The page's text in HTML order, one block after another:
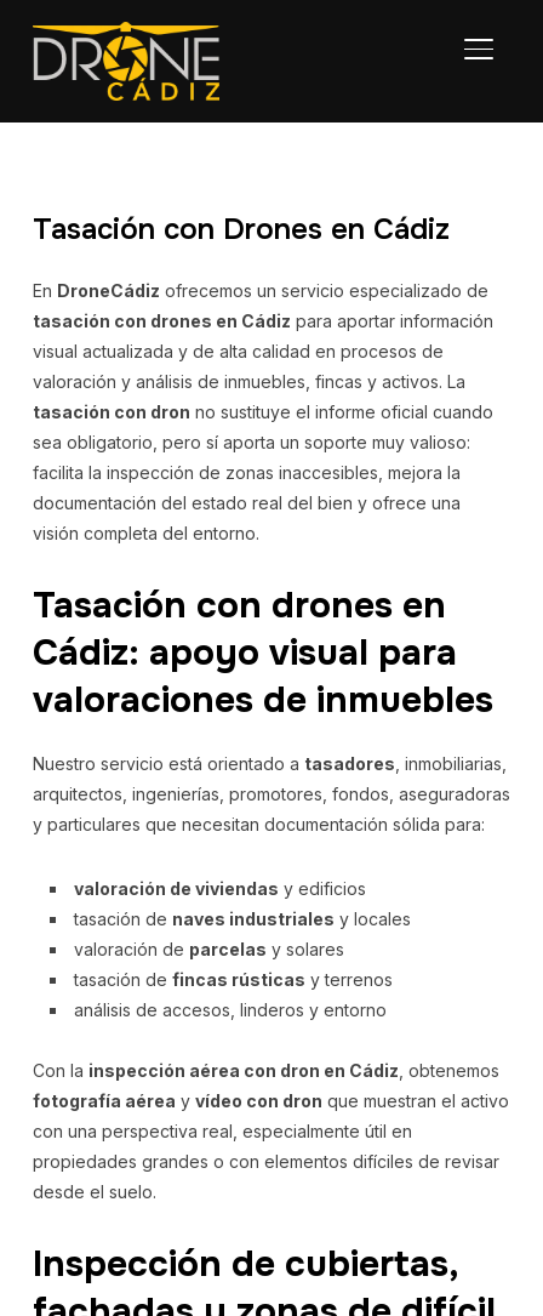
Tasación con Drones en Cádiz
En DroneCádiz ofrecemos un servicio especializado de
tasación con drones en Cádiz para aportar información
visual actualizada y de alta calidad en procesos de
valoración y análisis de inmuebles, fincas y activos. La
tasación con dron no sustituye el informe oficial cuando
sea obligatorio, pero sí aporta un soporte muy valioso:
facilita la inspección de zonas inaccesibles, mejora la
documentación del estado real del bien y ofrece una
visión completa del entorno.
Tasación con drones en
Cádiz: apoyo visual para
valoraciones de inmuebles
Nuestro servicio está orientado a tasadores , inmobiliarias,
arquitectos, ingenierías, promotores, fondos, aseguradoras
y particulares que necesitan documentación sólida para:
valoración de viviendas y edificios
tasación de naves industriales y locales
valoración de parcelas y solares
tasación de fincas rústicas y terrenos
análisis de accesos, linderos y entorno
Con la inspección aérea con dron en Cádiz , obtenemos
fotografía aérea y vídeo con dron que muestran el activo
con una perspectiva real, especialmente útil en
propiedades grandes o con elementos difíciles de revisar
desde el suelo.
Inspección de cubiertas,